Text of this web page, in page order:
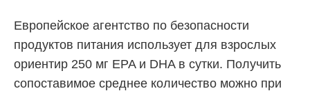
Европейское агентство по безопасности
продуктов питания использует для взрослых
ориентир 250 мг EPA и DHA в сутки. Получить
сопоставимое среднее количество можно при